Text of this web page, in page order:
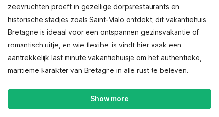
zeevruchten proeft in gezellige dorpsrestaurants en
historische stadjes zoals Saint-Malo ontdekt; dit vakantiehuis
Bretagne is ideaal voor een ontspannen gezinsvakantie of
romantisch uitje, en wie flexibel is vindt hier vaak een
aantrekkelijk last minute vakantiehuisje om het authentieke,
maritieme karakter van Bretagne in alle rust te beleven.
Show more